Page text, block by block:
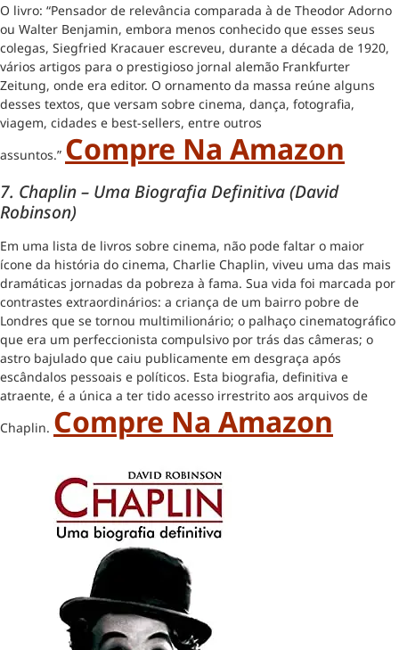
O livro: “Pensador de relevância comparada à de Theodor Adorno
ou Walter Benjamin, embora menos conhecido que esses seus
colegas, Siegfried Kracauer escreveu, durante a década de 1920,
vários artigos para o prestigioso jornal alemão Frankfurter
Zeitung, onde era editor. O ornamento da massa reúne alguns
desses textos, que versam sobre cinema, dança, fotografia,
viagem, cidades e best-sellers, entre outros
assuntos.” Compre Na Amazon
7. Chaplin – Uma Biografia Definitiva (David
Robinson)
Em uma lista de livros sobre cinema, não pode faltar o maior
ícone da história do cinema, Charlie Chaplin, viveu uma das mais
dramáticas jornadas da pobreza à fama. Sua vida foi marcada por
contrastes extraordinários: a criança de um bairro pobre de
Londres que se tornou multimilionário; o palhaço cinematográfico
que era um perfeccionista compulsivo por trás das câmeras; o
astro bajulado que caiu publicamente em desgraça após
escândalos pessoais e políticos. Esta biografia, definitiva e
atraente, é a única a ter tido acesso irrestrito aos arquivos de
Chaplin. Compre Na Amazon